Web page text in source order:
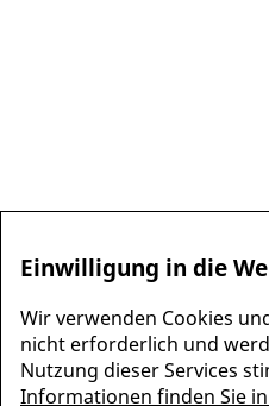
Einwilligung in die
Wir verwenden Cookies
nicht erforderlich und
Nutzung dieser Services
Informationen finden Sie